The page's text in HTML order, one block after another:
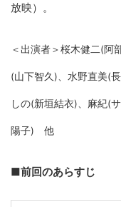
放映）。
＜出演者＞桜木健二(阿
(山下智久)、 水野直美(
しの(新垣結衣)、麻紀(サ
陽子) 他
■前回のあらすじ